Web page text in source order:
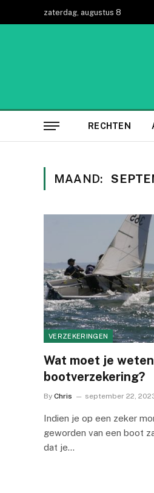
zaterdag, augustus 8
RECHTEN
MAAND:
VERZEKERINGEN
Wat moet je
bootverzekering?
By Chris september 22,
Indien je op een zeker
geworden van een boot
dat je…